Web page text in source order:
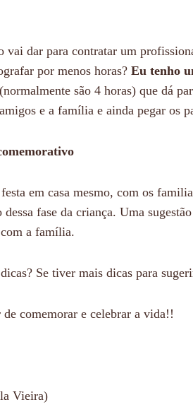
vai dar para contratar um
por menos horas? Eu tenho
são 4 horas) que dá
e a família e ainda pegar os
em casa mesmo, com os
fase da criança. Uma
a família.
Se tiver mais dicas para
de comemorar e celebrar a vida!!
Vieira)